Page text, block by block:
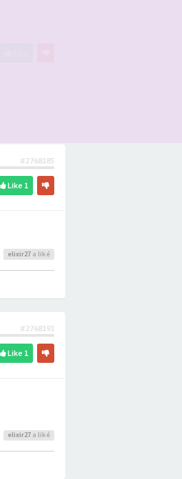
#2768185
Like 1
elixir27a liké
#2768191
Like 1
elixir27a liké